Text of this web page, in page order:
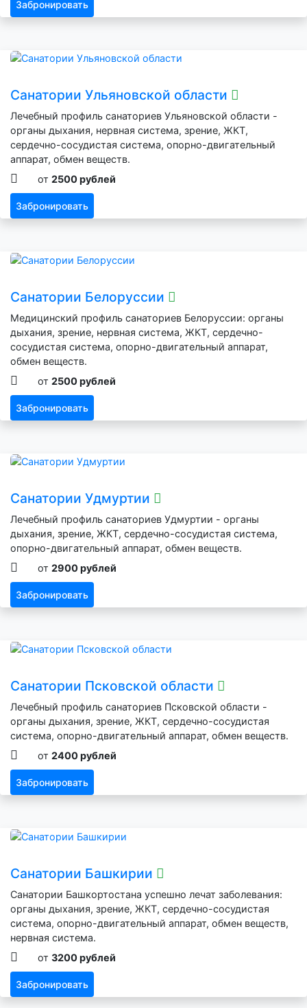
Забронировать
Санатории Ульяновской области
Лечебный профиль санаториев Ульяновской области -
органы дыхания, нервная система, зрение, ЖКТ,
сердечно-сосудистая система, опорно-двигательный
аппарат, обмен веществ.
от 2500 рублей
Забронировать
Санатории Белоруссии
Медицинский профиль санаториев Белоруссии: органы
дыхания, зрение, нервная система, ЖКТ, сердечно-
сосудистая система, опорно-двигательный аппарат,
обмен веществ.
от 2500 рублей
Забронировать
Санатории Удмуртии
Лечебный профиль санаториев Удмуртии - органы
дыхания, зрение, ЖКТ, сердечно-сосудистая система,
опорно-двигательный аппарат, обмен веществ.
от 2900 рублей
Забронировать
Санатории Псковской области
Лечебный профиль санаториев Псковской области -
органы дыхания, зрение, ЖКТ, сердечно-сосудистая
система, опорно-двигательный аппарат, обмен веществ.
от 2400 рублей
Забронировать
Санатории Башкирии
Санатории Башкортостана успешно лечат заболевания:
органы дыхания, зрение, ЖКТ, сердечно-сосудистая
система, опорно-двигательный аппарат, обмен веществ,
нервная система.
от 3200 рублей
Забронировать